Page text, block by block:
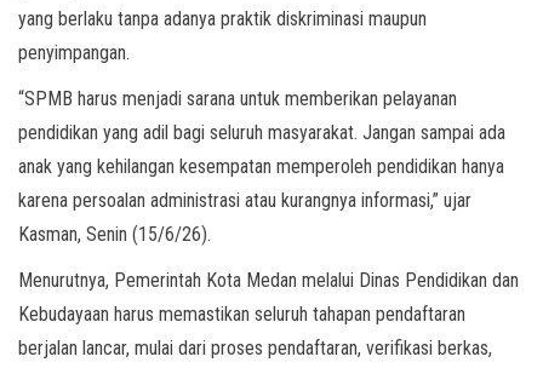
yang berlaku tanpa adanya praktik diskriminasi maupun
penyimpangan.
“SPMB harus menjadi sarana untuk memberikan pelayanan
pendidikan yang adil bagi seluruh masyarakat. Jangan sampai ada
anak yang kehilangan kesempatan memperoleh pendidikan hanya
karena persoalan administrasi atau kurangnya informasi,” ujar
Kasman, Senin (15/6/26).
Menurutnya, Pemerintah Kota Medan melalui Dinas Pendidikan dan
Kebudayaan harus memastikan seluruh tahapan pendaftaran
berjalan lancar, mulai dari proses pendaftaran, verifikasi berkas,